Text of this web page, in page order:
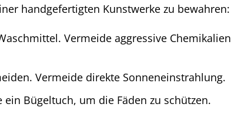
handgefertigten Kunstwerke zu bewahren:
Vermeide aggressive Chemikalien
Vermeide direkte Sonneneinstrahlung.
Bügeltuch, um die Fäden zu schützen.